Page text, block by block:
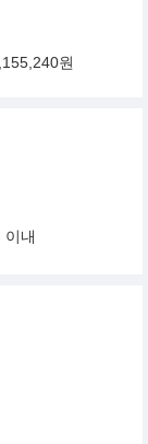
원
이내